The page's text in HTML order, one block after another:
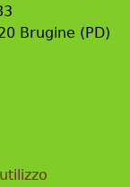
Brugine (PD)